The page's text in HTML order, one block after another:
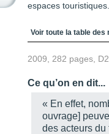
espaces touristiques.
Table des
Voir toute la table des
2009, 282 pages,
Ce qu’on en dit...
« En effet,
ouvrage]
des acteurs du